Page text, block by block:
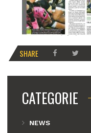
SHARE
CATEGORIE
NEWS